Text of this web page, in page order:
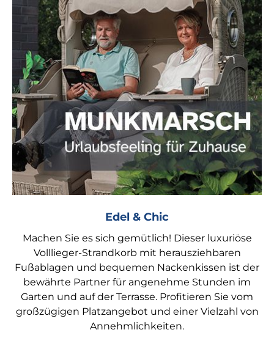
Edel & Chic
Machen Sie es sich gemütlich! Dieser luxuriöse
Volllieger-Strandkorb mit herausziehbaren
Fußablagen und bequemen Nackenkissen ist der
bewährte Partner für angenehme Stunden im
Garten und auf der Terrasse. Profitieren Sie vom
großzügigen Platzangebot und einer Vielzahl von
Annehmlichkeiten.